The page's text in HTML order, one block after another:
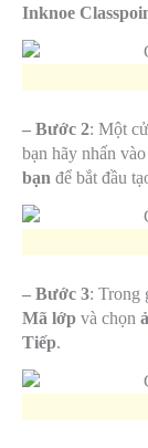
Inknoe
– Bước 2: Một
bạn hãy nhấn
bạn để bắt đầu
– Bước 3: Trong
Mã lớp và chọn
Tiếp.